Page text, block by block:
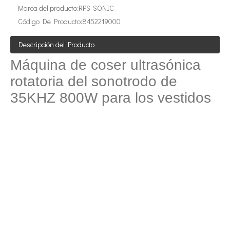
Actualmente, la investigación sobre la extracción de antioxidantes
Marca del producto:RPS-SONIC
Código De Producto:8452219000
Descripción del Producto
Máquina de coser ultrasónica
rotatoria del sonotrodo de
35KHZ 800W para los vestidos